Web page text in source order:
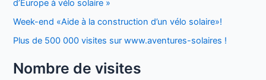
d’Europe à vélo solaire »
Week-end «Aide à la construction d’un vélo solaire»!
Plus de 500 000 visites sur www.aventures-solaires !
Nombre de visites